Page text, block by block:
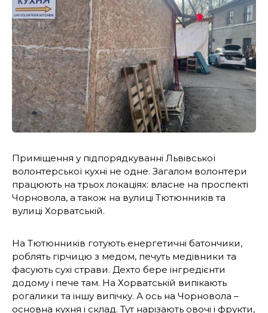
Приміщення у підпорядкуванні Львівської
волонтерської кухні не одне. Загалом волонтери
працюють на трьох локаціях: власне на проспекті
Чорновола, а також на вулиці Тютюнників та
вулиці Хорватській.
На Тютюнників готують енергетичні батончики,
роблять гірчицю з медом, печуть медівники та
фасують сухі страви. Дехто бере інгредієнти
додому і пече там. На Хорватській випікають
рогалики та іншу випічку. А ось на Чорновола –
основна кухня і склад. Тут нарізають овочі і фрукти,